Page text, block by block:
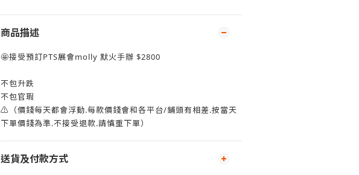
商品描述
🤩接受預訂PTS展會molly 默火手辦 $2800
不包升跌
不包官瑕
⚠️（價錢每天都會浮動.每款價錢會和各平台/鋪頭有相差.按當天
下單價錢為準.不接受退款.請慎重下單）
送貨及付款方式